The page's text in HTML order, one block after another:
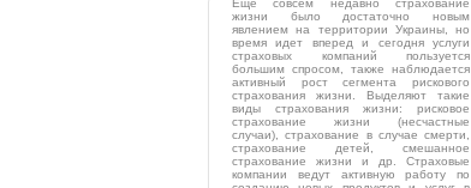
Еще совсем недавно страхование
жизни было достаточно новым
явлением на территории Украины, но
время идет вперед и сегодня услуги
страховых компаний пользуется
большим спросом, также наблюдается
активный рост сегмента рискового
страхования жизни. Выделяют такие
виды страхования жизни: рисковое
страхование жизни (несчастные
случаи), страхование в случае смерти,
страхование детей, смешанное
страхование жизни и др. Страховые
компании ведут активную работу по